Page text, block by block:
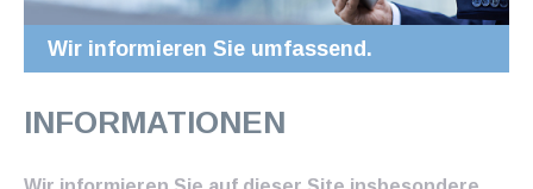
Wir informieren Sie umfassend.
INFORMATIONEN